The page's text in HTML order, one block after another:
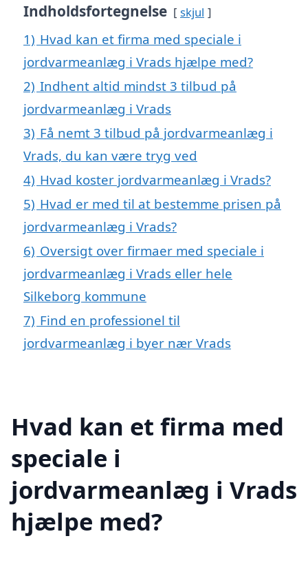
Indholdsfortegnelse skjul
1) Hvad kan et firma med speciale i
jordvarmeanlæg i Vrads hjælpe med?
2) Indhent altid mindst 3 tilbud på
jordvarmeanlæg i Vrads
3) Få nemt 3 tilbud på jordvarmeanlæg i
Vrads, du kan være tryg ved
4) Hvad koster jordvarmeanlæg i Vrads?
5) Hvad er med til at bestemme prisen på
jordvarmeanlæg i Vrads?
6) Oversigt over firmaer med speciale i
jordvarmeanlæg i Vrads eller hele
Silkeborg kommune
7) Find en professionel til
jordvarmeanlæg i byer nær Vrads
Hvad kan et firma med
speciale i
jordvarmeanlæg i Vrads
hjælpe med?